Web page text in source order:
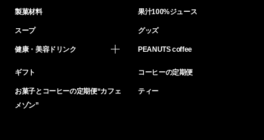
製菓材料 果汁100%ジュース
スープ グッズ
健康・美容ドリンク PEANUTS coffee
ギフト コーヒーの定期便
お菓子とコーヒーの定期便“カフェ
メゾン”
ティー